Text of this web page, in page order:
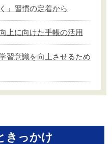
」習慣の定着から
上に向けた手帳の活用
習意識を向上させるため
きっかけ